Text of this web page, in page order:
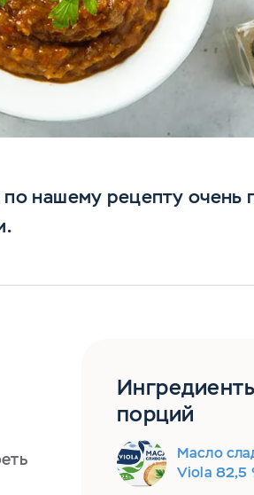
нашему рецепту очень
порций
Масло
Viola 82,5